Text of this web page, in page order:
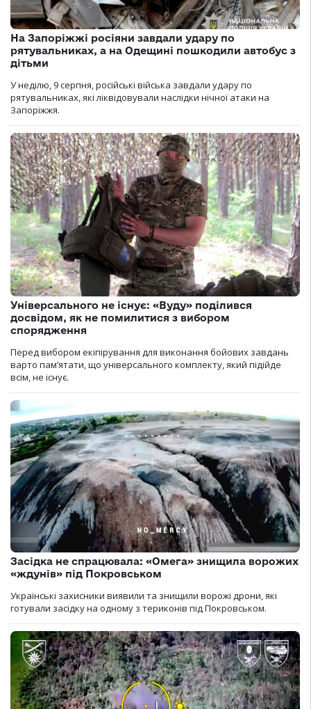
На Запоріжжі росіяни завдали удару по
рятувальниках, а на Одещині пошкодили автобус з
дітьми
У неділю, 9 серпня, російські війська завдали удару по
рятувальниках, які ліквідовували наслідки нічної атаки на
Запоріжжя.
Універсального не існує: «Вуду» поділився
досвідом, як не помилитися з вибором
спорядження
Перед вибором екіпірування для виконання бойових завдань
варто пам’ятати, що універсального комплекту, який підійде
всім, не існує.
Засідка не спрацювала: «Омега» знищила ворожих
«ждунів» під Покровськом
Українські захисники виявили та знищили ворожі дрони, які
готували засідку на одному з териконів під Покровськом.